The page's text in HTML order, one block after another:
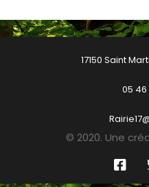
17150 Saint
05 46
© 2020. Une